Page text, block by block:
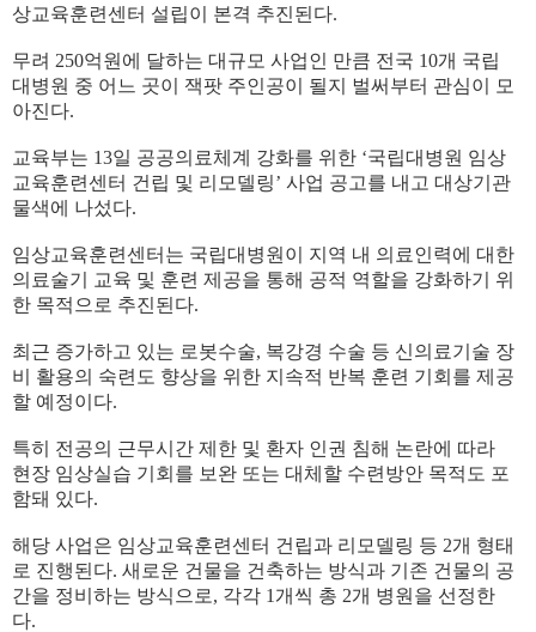
상교육훈련센터 설립이 본격 추진된다.
무려 250억원에 달하는 대규모 사업인 만큼 전국 10개 국립
대병원 중 어느 곳이 잭팟 주인공이 될지 벌써부터 관심이 모
아진다.
교육부는 13일 공공의료체계 강화를 위한 ‘국립대병원 임상
교육훈련센터 건립 및 리모델링’ 사업 공고를 내고 대상기관
물색에 나섰다.
임상교육훈련센터는 국립대병원이 지역 내 의료인력에 대한
의료술기 교육 및 훈련 제공을 통해 공적 역할을 강화하기 위
한 목적으로 추진된다.
최근 증가하고 있는 로봇수술, 복강경 수술 등 신의료기술 장
비 활용의 숙련도 향상을 위한 지속적 반복 훈련 기회를 제공
할 예정이다.
특히 전공의 근무시간 제한 및 환자 인권 침해 논란에 따라
현장 임상실습 기회를 보완 또는 대체할 수련방안 목적도 포
함돼 있다.
해당 사업은 임상교육훈련센터 건립과 리모델링 등 2개 형태
로 진행된다. 새로운 건물을 건축하는 방식과 기존 건물의 공
간을 정비하는 방식으로, 각각 1 개씩 총 2개 병원을 선정한
다.